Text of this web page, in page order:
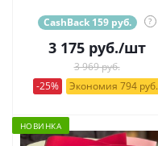
CashBack 159 руб. ?
3 175руб./шт
3 969 руб.
-25%
Экономия 794 руб.
НОВИНКА